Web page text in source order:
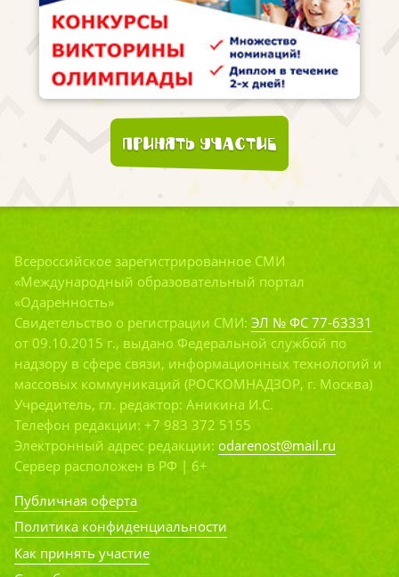
Принять участие
Всероссийское зарегистрированное СМИ
«Международный образовательный портал
«Одаренность»
Свидетельство о регистрации СМИ: ЭЛ № ФС 77-63331
от 09.10.2015 г., выдано Федеральной службой по
надзору в сфере связи, информационных технологий и
массовых коммуникаций (РОСКОМНАДЗОР, г. Москва)
Учредитель, гл. редактор: Аникина И.С.
Телефон редакции: +7 983 372 5155
Электронный адрес редакции: odarenost@mail.ru
Сервер расположен в РФ | 6+
Публичная оферта
Политика конфиденциальности
Как принять участие